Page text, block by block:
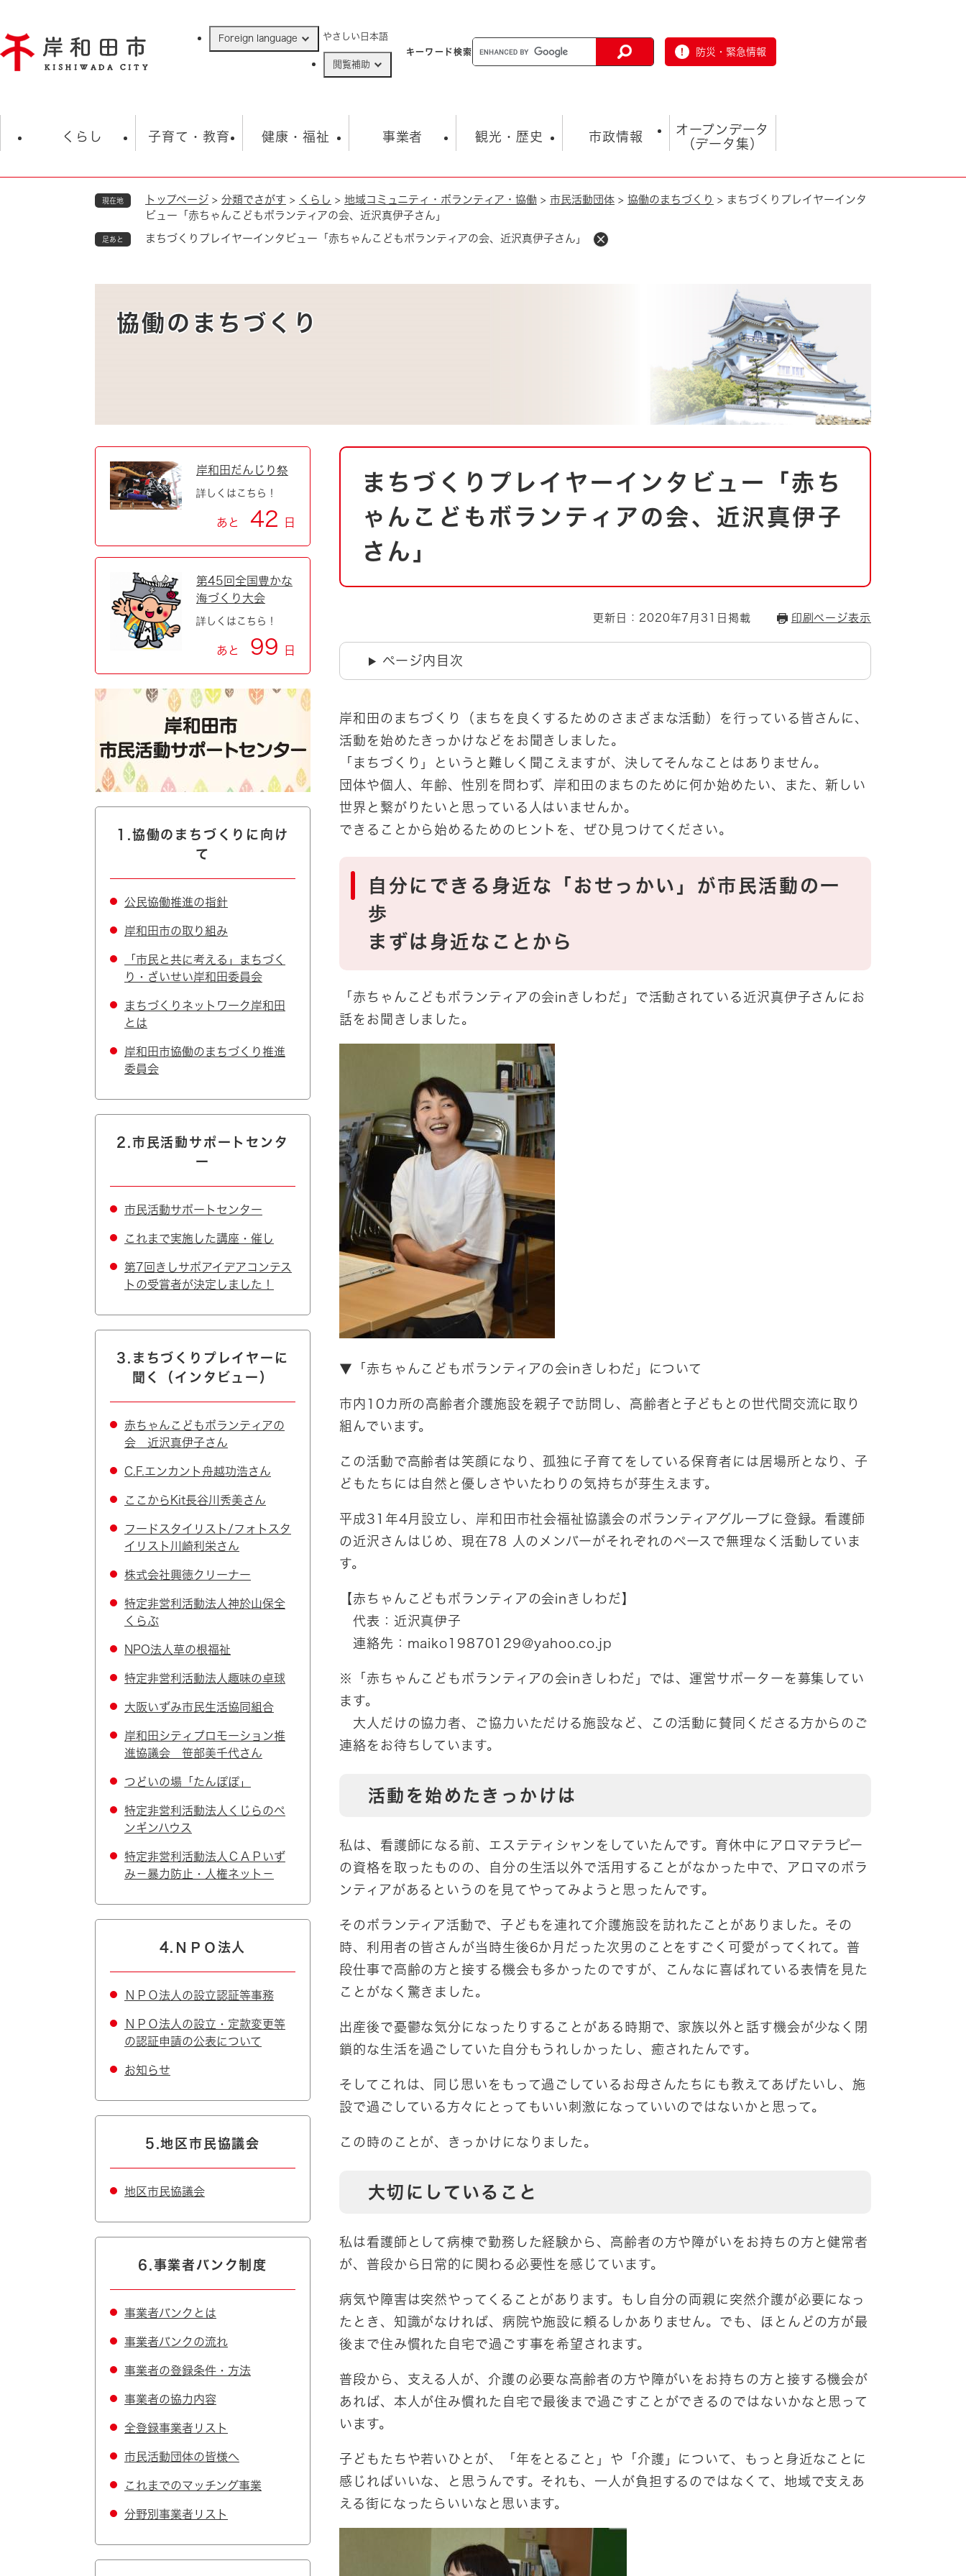
ジ
の
Foreign language やさしい日本語
閲覧補助
キーワード検索 防災・緊急情報
くらし
住民票・戸籍
保険・年金
自然・環境・公園 住宅
道路・河川・交通 まちづくり
国際交流
子育て・教育
学校 子育て
健康・福祉
福祉・健康・生活 生涯学習・スポーツ
事業者
入札・契約情報 まちづくり・協働
産業振興 税金
観光・歴史
観光 観光スポット
歴史 動画情報
市政情報
市の概要 総合計画
行財政 人権・平和
オープンデータ
（データ集）
オープンデータ
現在地 トップページ > 分類でさがす > くらし > 地域コミュニティ・ボランティア・協働 > 市民活動団体 > 協働のまちづくり > まちづくりプレイヤーインタ
ビュー「赤ちゃんこどもボランティアの会、近沢真伊子さん」
足あと まちづくりプレイヤーインタビュー「赤ちゃんこどもボランティアの会、近沢真伊子さん」
協働のまちづくり
まちづくりプレイヤーインタビュー「赤ち
ゃんこどもボランティアの会、近沢真伊子
さん」
更新日：2020年7月31日掲載 印刷ページ表示
ページ内目次
岸和田のまちづくり（まちを良くするためのさまざまな活動）を行っている皆さんに、
活動を始めたきっかけなどをお聞きしました。
「まちづくり」というと難しく聞こえますが、決してそんなことはありません。
団体や個人、年齢、性別を問わず、岸和田のまちのために何か始めたい、また、新しい
世界と繋がりたいと思っている人はいませんか。
できることから始めるためのヒントを、ぜひ見つけてください。
自分にできる身近な「おせっかい」が市民活動の一
歩
まずは身近なことから
「赤ちゃんこどもボランティアの会inきしわだ」で活動されている近沢真伊子さんにお
話をお聞きしました。
▼「赤ちゃんこどもボランティアの会inきしわだ」について
市内10カ所の高齢者介護施設を親子で訪問し、高齢者と子どもとの世代間交流に取り
組んでいます。
この活動で高齢者は笑顔になり、孤独に子育てをしている保育者には居場所となり、子
どもたちには自然と優しさやいたわりの気持ちが芽生えます。
平成31年4月設立し、岸和田市社会福祉協議会のボランティアグループに登録。看護師
の近沢さんはじめ、現在78 人のメンバーがそれぞれのペースで無理なく活動していま
す。
【赤ちゃんこどもボランティアの会inきしわだ】
代表：近沢真伊子
連絡先：maiko19870129@yahoo.co.jp
※「赤ちゃんこどもボランティアの会inきしわだ」では、運営サポーターを募集してい
ます。
大人だけの協力者、ご協力いただける施設など、この活動に賛同くださる方からのご
連絡をお待ちしています。
活動を始めたきっかけは
私は、看護師になる前、エステティシャンをしていたんです。育休中にアロマテラピー
の資格を取ったものの、自分の生活以外で活用することがなかった中で、アロマのボラ
ンティアがあるというのを見てやってみようと思ったんです。
そのボランティア活動で、子どもを連れて介護施設を訪れたことがありました。その
時、利用者の皆さんが当時生後6か月だった次男のことをすごく可愛がってくれて。普
段仕事で高齢の方と接する機会も多かったのですが、こんなに喜ばれている表情を見た
ことがなく驚きました。
出産後で憂鬱な気分になったりすることがある時期で、家族以外と話す機会が少なく閉
鎖的な生活を過ごしていた自分もうれしかったし、癒されたんです。
そしてこれは、同じ思いをもって過ごしているお母さんたちにも教えてあげたいし、施
設で過ごしている方々にとってもいい刺激になっていいのではないかと思って。
この時のことが、きっかけになりました。
大切にしていること
私は看護師として病棟で勤務した経験から、高齢者の方や障がいをお持ちの方と健常者
が、普段から日常的に関わる必要性を感じています。
病気や障害は突然やってくることがあります。もし自分の両親に突然介護が必要になっ
たとき、知識がなければ、病院や施設に頼るしかありません。でも、ほとんどの方が最
後まで住み慣れた自宅で過ごす事を希望されます。
普段から、支える人が、介護の必要な高齢者の方や障がいをお持ちの方と接する機会が
あれば、本人が住み慣れた自宅で最後まで過ごすことができるのではないかなと思って
います。
子どもたちや若いひとが、「年をとること」や「介護」について、もっと身近なことに
感じればいいな、と思うんです。それも、一人が負担するのではなくて、地域で支えあ
える街になったらいいなと思います。
岸和田だんじり祭
詳しくはこちら！
あと 42 日
第45回全国豊かな
海づくり大会
詳しくはこちら！
あと 99 日
1.協働のまちづくりに向け
て
公民協働推進の指針
岸和田市の取り組み
「市民と共に考える」まちづく
り・ざいせい岸和田委員会
まちづくりネットワーク岸和田
とは
岸和田市協働のまちづくり推進
委員会
2.市民活動サポートセンタ
ー
市民活動サポートセンター
これまで実施した講座・催し
第7回きしサポアイデアコンテス
トの受賞者が決定しました！
3.まちづくりプレイヤーに
聞く（インタビュー）
赤ちゃんこどもボランティアの
会 近沢真伊子さん
C.F.エンカント舟越功浩さん
ここからKit長谷川秀美さん
フードスタイリスト/フォトスタ
イリスト川崎利栄さん
株式会社興徳クリーナー
特定非営利活動法人神於山保全
くらぶ
NPO法人草の根福祉
特定非営利活動法人趣味の卓球
大阪いずみ市民生活協同組合
岸和田シティプロモーション推
進協議会 笹部美千代さん
つどいの場「たんぽぽ」
特定非営利活動法人くじらのペ
ンギンハウス
特定非営利活動法人ＣＡＰいず
み－暴力防止・人権ネット－
4.ＮＰＯ法人
ＮＰＯ法人の設立認証等事務
ＮＰＯ法人の設立・定款変更等
の認証申請の公表について
お知らせ
5.地区市民協議会
地区市民協議会
6.事業者バンク制度
事業者バンクとは
事業者バンクの流れ
事業者の登録条件・方法
事業者の協力内容
全登録事業者リスト
市民活動団体の皆様へ
これまでのマッチング事業
分野別事業者リスト